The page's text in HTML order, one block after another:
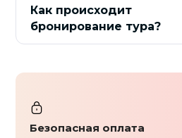
Как происходит
бронирование тура?
Безопасная оплата